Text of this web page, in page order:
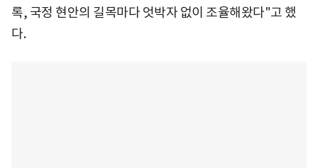
록, 국정 현안의 길목마다 엇박자 없이 조율해왔다"고 했
다.